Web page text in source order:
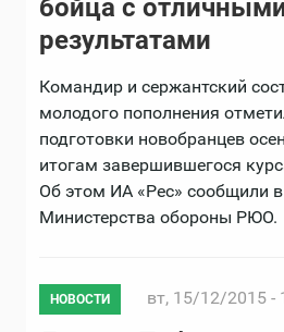
бойца с
результатами
Командир и сержантский
молодого пополнения
подготовки новобранцев
итогам завершившегося
Об этом ИА «Рес» сообщили
Министерства обороны РЮО.
НОВОСТИ вт, 15/12/2015 -